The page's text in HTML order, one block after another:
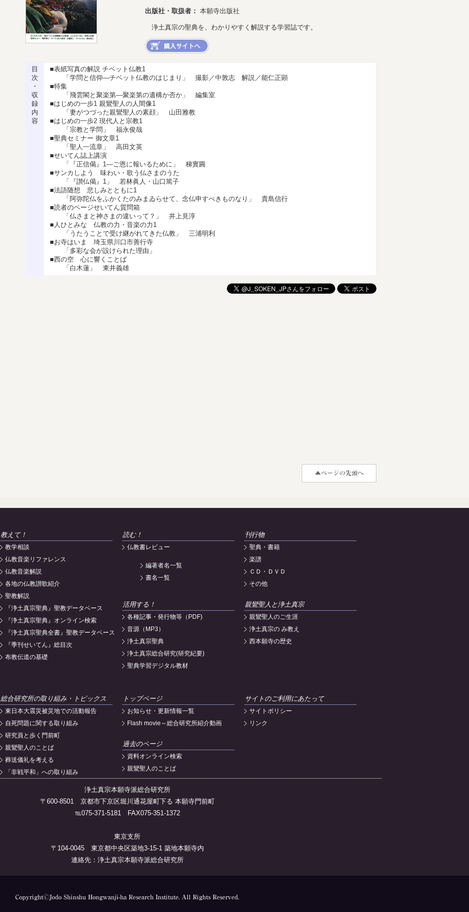
出版社・取扱者： 本願寺出版社
浄土真宗の聖典を、わかりやすく解説する学習誌です。
目
次
・
収
録
内
容
■表紙写真の解説 チベット仏教1
「学問と信仰―チベット仏教のはじまり」 撮影／中敦志 解説／能仁正顕
■特集
「飛雲閣と聚楽第―聚楽第の遺構か否か」 編集室
■はじめの一歩1 親鸞聖人の人間像1
「妻がつづった親鸞聖人の素顔」 山田雅教
■はじめの一歩2 現代人と宗教1
「宗教と学問」 福永俊哉
■聖典セミナー 御文章1
「聖人一流章」 高田文英
■せいてん誌上講演
「『正信偈』1―ご恩に報いるために」 梯實圓
■サンカしよう 味わい・歌う仏さまのうた
「『讃仏偈』1」 若林眞人・山口篤子
■法語随想 悲しみとともに1
「阿弥陀仏をふかくたのみまゐらせて、念仏申すべきものなり」 貴島信行
■読者のページせいてん質問箱
「仏さまと神さまの違いって？」 井上見淳
■人ひとみな 仏教の力・音楽の力1
「うたうことで受け継がれてきた仏教」 三浦明利
■お寺はいま 埼玉県川口市善行寺
「多彩な会が設けられた理由」
■西の空 心に響くことば
「白木蓮」 東井義雄
教えて！
教学相談
仏教音楽リファレンス
仏教音楽解説
各地の仏教讃歌紹介
聖教解説
『浄土真宗聖典』聖教データベース
『浄土真宗聖典』オンライン検索
『浄土真宗聖典全書』聖教データベース
『季刊せいてん』総目次
布教伝道の基礎
読む！
仏教書レビュー
編著者名一覧
書名一覧
活用する！
各種記事・発行物等（PDF)
音源（MP3）
浄土真宗聖典
浄土真宗総合研究(研究紀要)
聖典学習デジタル教材
刊行物
聖典・書籍
楽譜
ＣＤ・ＤＶＤ
その他
親鸞聖人と浄土真宗
親鸞聖人のご生涯
浄土真宗の み教え
西本願寺の歴史
総合研究所の取り組み・トピックス
東日本大震災被災地での活動報告
自死問題に関する取り組み
研究員と歩く門前町
親鸞聖人のことば
葬送儀礼を考える
「非戦平和」への取り組み
トップページ
お知らせ・更新情報一覧
Flash movie～総合研究所紹介動画
過去のページ
資料オンライン検索
親鸞聖人のことば
サイトのご利用にあたって
サイトポリシー
リンク
浄土真宗本願寺派総合研究所
〒600-8501 京都市下京区堀川通花屋町下る 本願寺門前町
℡075-371-5181 FAX075-351-1372
東京支所
〒104-0045 東京都中央区築地3-15-1 築地本願寺内
連絡先：浄土真宗本願寺派総合研究所